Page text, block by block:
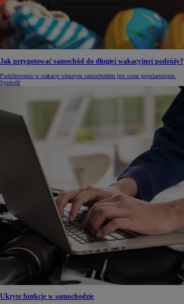
Jak przygotować samochód do długiej wakacyjnej podróży?
Podróżowanie w wakacje własnym samochodem jest coraz popularniejsze.
Sprawdź
Ukryte funkcje w samochodzie